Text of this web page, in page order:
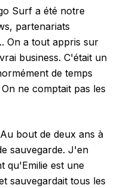
Surf a été notre
partenariats
On a tout appris sur
business. C'était un
de temps
ne comptait pas les
bout de deux ans à
sauvegarde. J'en
qu'Emilie est une
sauvegardait tous les